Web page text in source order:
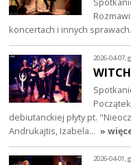
koncertach i innych sprawach.
2026-04-07,
debiutanckiej płyty pt.
Andrukajtis, Izabela… »
2026-04-01,